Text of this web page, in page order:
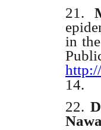
21.
in
14.
22.